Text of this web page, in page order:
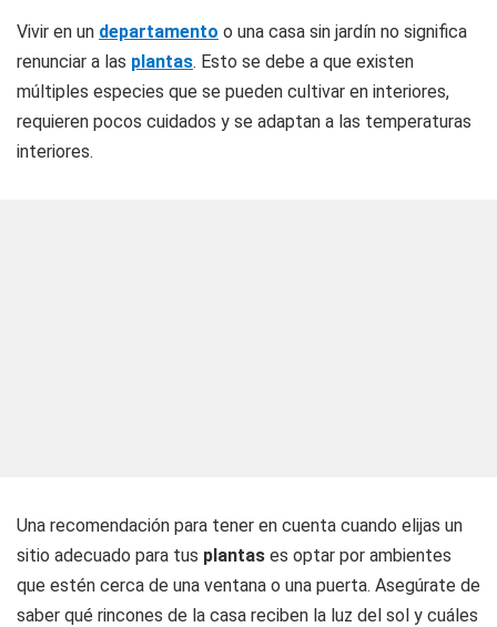
Vivir en un departamento o una casa sin jardín no significa
renunciar a las plantas. Esto se debe a que existen
múltiples especies que se pueden cultivar en interiores,
requieren pocos cuidados y se adaptan a las temperaturas
interiores.
Una recomendación para tener en cuenta cuando elijas un
sitio adecuado para tus plantas es optar por ambientes
que estén cerca de una ventana o una puerta. Asegúrate de
saber qué rincones de la casa reciben la luz del sol y cuáles